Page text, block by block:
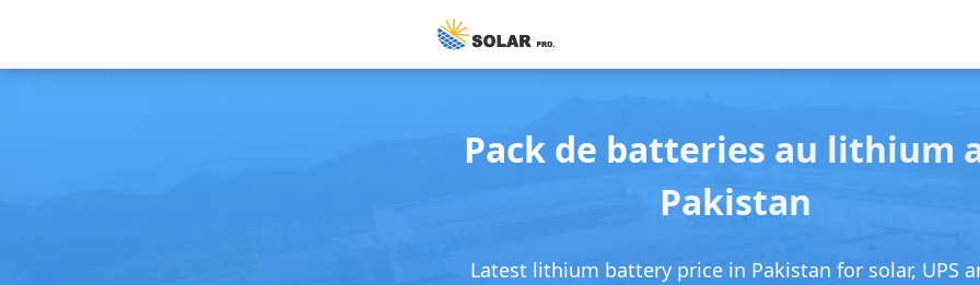
Pack de batteries au lithium
Pakistan
Latest lithium battery price in Pakistan for solar, UPS